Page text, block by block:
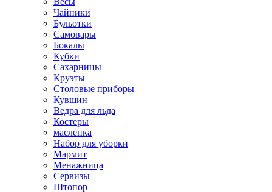
Чайники
Бульотки
Самовары
Бокалы
Кубки
Сахарницы
Круэты
Столовые приборы
Кувшин
Ведра для льда
Костеры
масленка
Набор для уборки
Мармит
Менажница
Сервизы
Штопор